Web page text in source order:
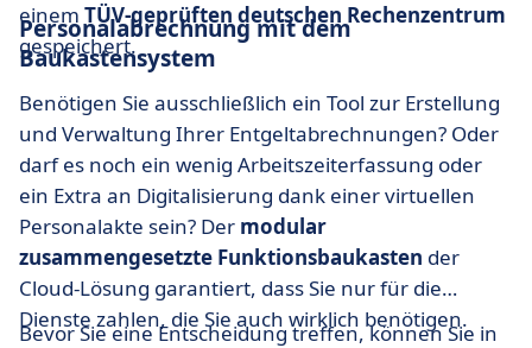
einem TÜV-geprüften deutschen Rechenzentrum
gespeichert.
Personalabrechnung mit dem
Baukastensystem
Benötigen Sie ausschließlich ein Tool zur Erstellung
und Verwaltung Ihrer Entgeltabrechnungen? Oder
darf es noch ein wenig Arbeitszeiterfassung oder
ein Extra an Digitalisierung dank einer virtuellen
Personalakte sein? Der modular
zusammengesetzte Funktionsbaukasten der
Cloud-Lösung garantiert, dass Sie nur für die
Dienste zahlen, die Sie auch wirklich benötigen.
Bevor Sie eine Entscheidung treffen, können Sie in